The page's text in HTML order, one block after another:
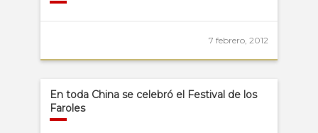
7 febrero, 2012
En toda China se celebró el Festival de los
Faroles